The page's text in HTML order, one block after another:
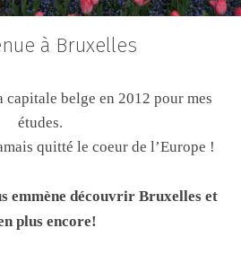
à Bruxelles
capitale belge en 2012 pour mes
études.
quitté le coeur de l’Europe !
emmène découvrir Bruxelles et
plus encore!